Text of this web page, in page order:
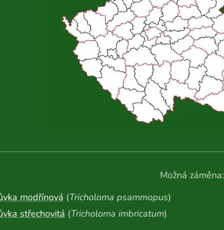
Možná záměna:
modřínová (Tricholoma psammopus)
střechovitá (Tricholoma imbricatum)